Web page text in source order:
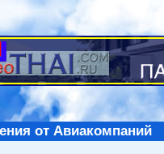
от Авиакомпаний